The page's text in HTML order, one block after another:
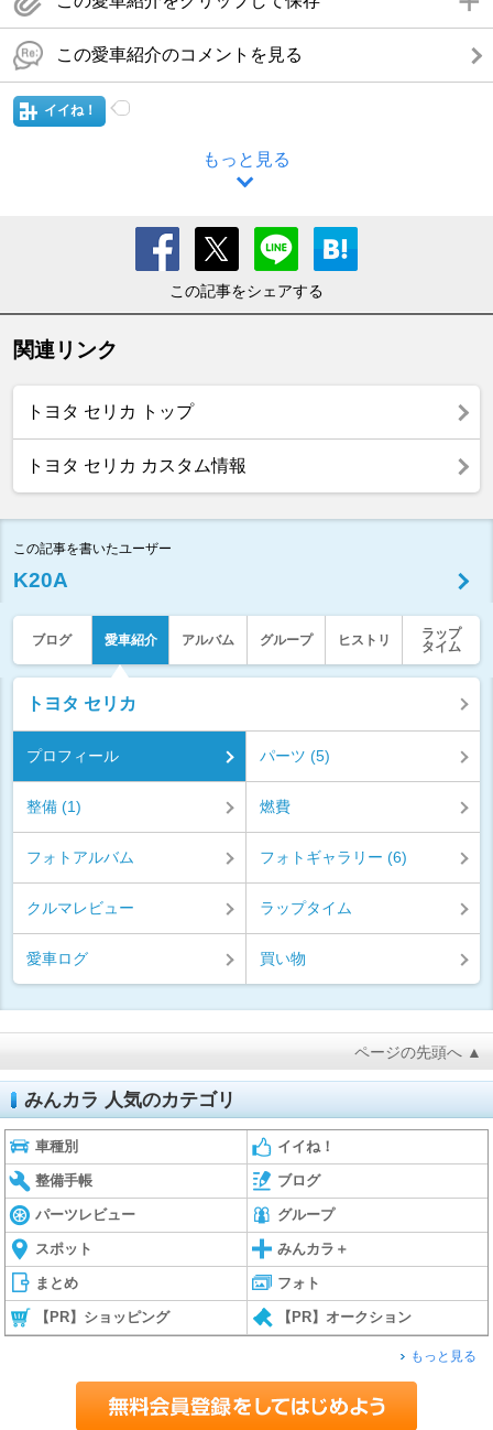
この愛車紹介のコメントを見る
イイね！
もっと見る
この記事をシェアする
関連リンク
トヨタ セリカ トップ
トヨタ セリカ カスタム情報
この記事を書いたユーザー
K20A
ブログ 愛車紹介 アルバム グループ ヒストリ
ラップ
タイム
トヨタ セリカ
プロフィール パーツ (5)
整備 (1) 燃費
フォトアルバム フォトギャラリー (6)
クルマレビュー ラップタイム
愛車ログ 買い物
ページの先頭へ ▲
みんカラ 人気のカテゴリ
車種別 イイね！
整備手帳 ブログ
パーツレビュー グループ
スポット みんカラ＋
まとめ フォト
【PR】ショッピング 【PR】オークション
もっと見る